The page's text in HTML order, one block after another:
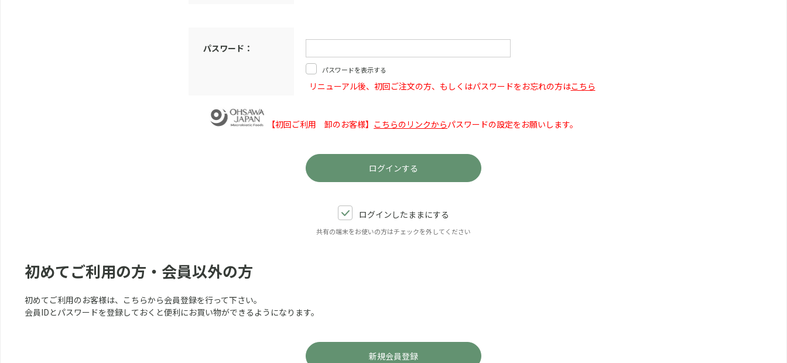
パスワード：
パスワードを表示する
リニューアル後、初回ご注文の方、もしくはパスワードをお忘れの方はこちら
【初回ご利用 卸のお客様】 こちらのリンクからパスワードの設定をお願いします。
ログインしたままにする
共有の端末をお使いの方はチェックを外してください
初めてご利用の方・会員以外の方
初めてご利用のお客様は、こちらから会員登録を行って下さい。
会員IDとパスワードを登録しておくと便利にお買い物ができるようになります。